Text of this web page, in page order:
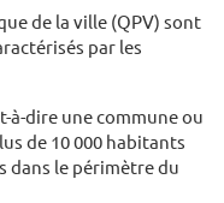
de la ville (QPV) sont
par les
à-dire une commune ou
de 10 000 habitants
dans le périmètre du